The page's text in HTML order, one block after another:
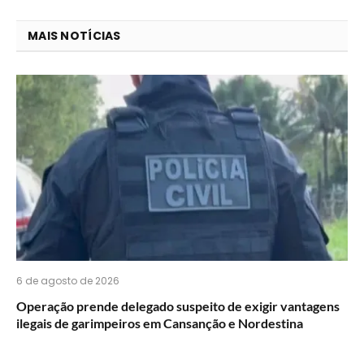
do
WhatsApp?
MAIS NOTÍCIAS
6 de agosto de 2026
Operação prende delegado suspeito de exigir vantagens
ilegais de garimpeiros em Cansanção e Nordestina